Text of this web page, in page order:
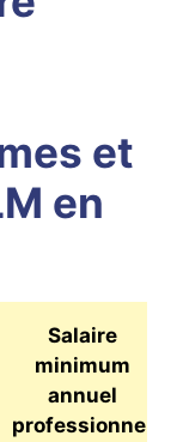
et
en
Salaire
minimum
annuel
professionnel